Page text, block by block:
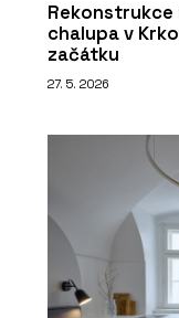
Rekonstrukce
chalupa v
začátku
27. 5. 2026